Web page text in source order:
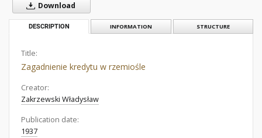
Download
DESCRIPTION INFORMATION STRUCTURE
Title:
Zagadnienie kredytu w rzemiośle
Creator:
Zakrzewski Władysław
Publication date:
1937